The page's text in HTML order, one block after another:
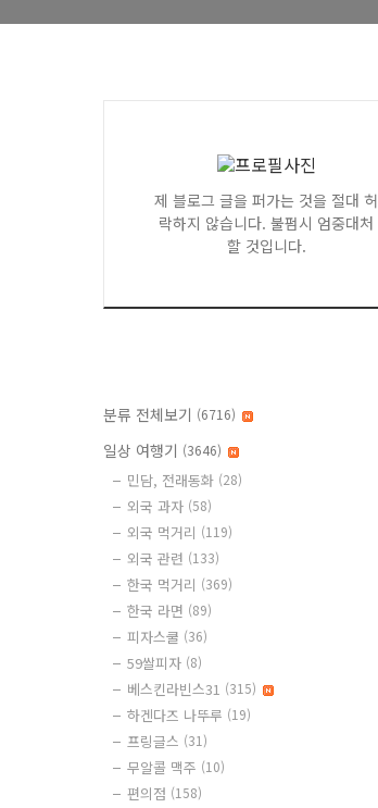
제 블로그 글을 퍼가는 것을 절대 허
락하지 않습니다. 불펌시 엄중대처
할 것입니다.
분류 전체보기 (6716)
일상 여행기 (3646)
민담, 전래동화 (28)
외국 과자 (58)
외국 먹거리 (119)
외국 관련 (133)
한국 먹거리 (369)
한국 라면 (89)
피자스쿨 (36)
59쌀피자 (8)
베스킨라빈스31 (315)
하겐다즈 나뚜루 (19)
프링글스 (31)
무알콜 맥주 (10)
편의점 (158)